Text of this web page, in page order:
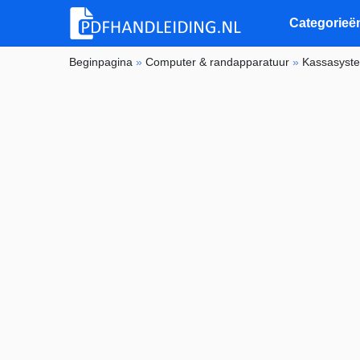
Beginpagina »Computer & randapparatuur »